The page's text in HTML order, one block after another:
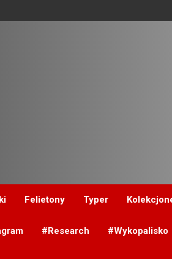
Felietony Typer
#Research #Wykopalisko